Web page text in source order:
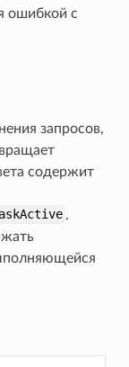
ошибкой с
запросов,
содержит
.